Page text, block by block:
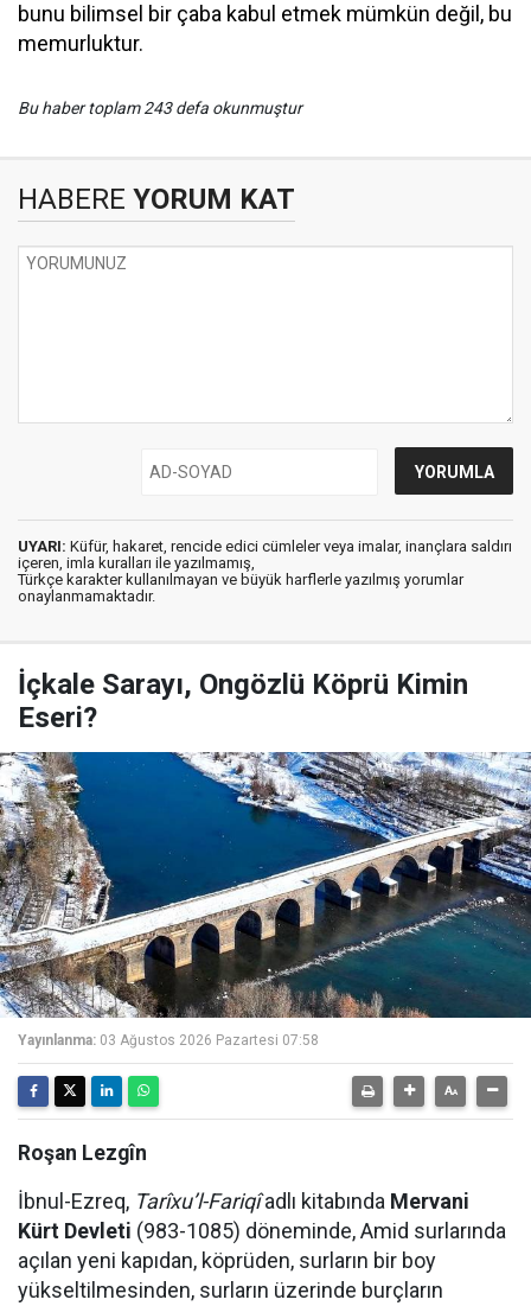
bunu bilimsel bir çaba kabul etmek mümkün değil, bu
memurluktur.
Bu haber toplam 243 defa okunmuştur
HABERE YORUM KAT
UYARI: Küfür, hakaret, rencide edici cümleler veya imalar, inançlara saldırı
içeren, imla kuralları ile yazılmamış,
Türkçe karakter kullanılmayan ve büyük harflerle yazılmış yorumlar
onaylanmamaktadır.
İçkale Sarayı, Ongözlü Köprü Kimin
Eseri?
Yayınlanma: 03 Ağustos 2026 Pazartesi 07:58
Roşan Lezgîn
İbnul-Ezreq, Tarîxu’l-Fariqîadlı kitabında Mervani
Kürt Devleti (983-1085) döneminde, Amid surlarında
açılan yeni kapıdan, köprüden, surların bir boy
yükseltilmesinden, surların üzerinde burçların